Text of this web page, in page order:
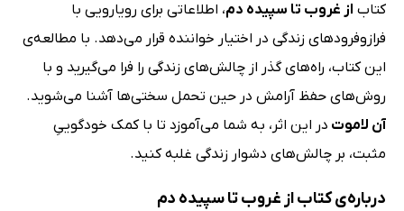
کتاب از غروب تا سپیده دم، اطلاعاتی برای رویارویی با
فرازوفرود‌های زندگی در اختیار خواننده قرار می‌دهد. با مطالعه‌ی
این کتاب، راه‌های گذر از چالش‌های زندگی را فرا می‌گیرید و با
روش‌های حفظ آرامش در حین تحمل سختی‌ها آشنا می‌شوید.
آن لاموت در این اثر، به شما می‌آموزد تا با کمک خودگوییِ
مثبت، بر چالش‌های دشوار زندگی غلبه کنید.
درباره‌ی کتاب از غروب تا سپیده دم